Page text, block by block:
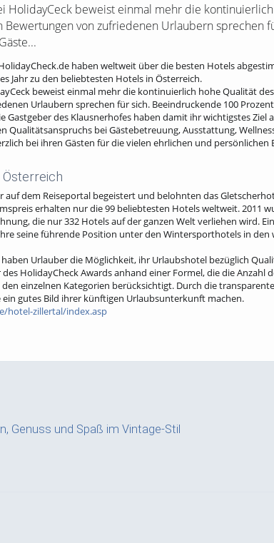
HolidayCeck beweist einmal mehr die
von zufriedenen Urlaubern sprechen
haben weltweit über die besten Hotels
Jahr zu den beliebtesten Hotels in Österreich.
beweist einmal mehr die kontinuierlich hohe Qualität
Urlaubern sprechen für sich. Beeindruckende 100
des Klausnerhofes haben damit ihr wichtigstes Ziel
Qualitätsanspruchs bei Gästebetreuung, Ausstattung,
bei ihren Gästen für die vielen ehrlichen und persönlichen
auf dem Reiseportal begeistert und belohnten das
erhalten nur die 99 beliebtesten Hotels weltweit. 2011
die nur 332 Hotels auf der ganzen Welt verliehen wird.
seine führende Position unter den Wintersporthotels in den
Urlauber die Möglichkeit, ihr Urlaubshotel bezüglich
HolidayCheck Awards anhand einer Formel, die die Anzahl
einzelnen Kategorien berücksichtigt. Durch die
gutes Bild ihrer künftigen Urlaubsunterkunft machen.
hotel-zillertal/index.asp
Genuss und Spaß im Vintage-Stil